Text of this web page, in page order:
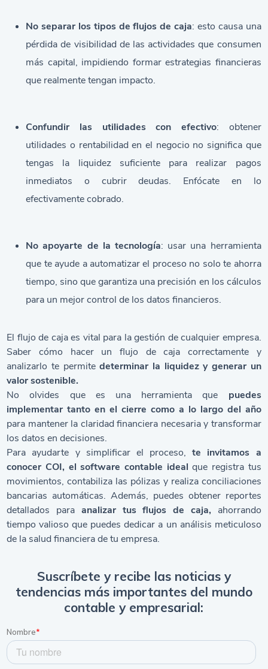
No separar los tipos de flujos de caja: esto causa una
pérdida de visibilidad de las actividades que consumen
más capital, impidiendo formar estrategias financieras
que realmente tengan impacto.
Confundir las utilidades con efectivo: obtener
utilidades o rentabilidad en el negocio no significa que
tengas la liquidez suficiente para realizar pagos
inmediatos o cubrir deudas. Enfócate en lo
efectivamente cobrado.
No apoyarte de la tecnología: usar una herramienta
que te ayude a automatizar el proceso no solo te ahorra
tiempo, sino que garantiza una precisión en los cálculos
para un mejor control de los datos financieros.
El flujo de caja es vital para la gestión de cualquier empresa.
Saber cómo hacer un flujo de caja correctamente y
analizarlo te permitedeterminar la liquidez y generar un
valor sostenible.
No olvides que es una herramienta que puedes
implementar tanto en el cierre como a lo largo del año
para mantener la claridad financiera necesaria y transformar
los datos en decisiones.
Para ayudarte y simplificar el proceso,te invitamos a
conocer COI, elsoftware contable ideal que registra tus
movimientos, contabiliza las pólizas y realiza conciliaciones
bancarias automáticas. Además, puedes obtener reportes
detallados para analizar tus flujos de caja, ahorrando
tiempo valioso que puedes dedicar a un análisis meticuloso
de la salud financiera de tu empresa.